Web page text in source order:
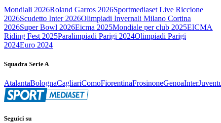
Mondiali 2026Roland Garros 2026Sportmediaset Live Riccione
2026Scudetto Inter 2026Olimpiadi Invernali Milano Cortina
2026Super Bowl 2026Eicma 2025Mondiale per club 2025EICMA
Riding Fest 2025Paralimpiadi Parigi 2024Olimpiadi Parigi
2024Euro 2024
Squadra Serie A
AtalantaBolognaCagliariComoFiorentinaFrosinoneGenoaInter
Seguici su